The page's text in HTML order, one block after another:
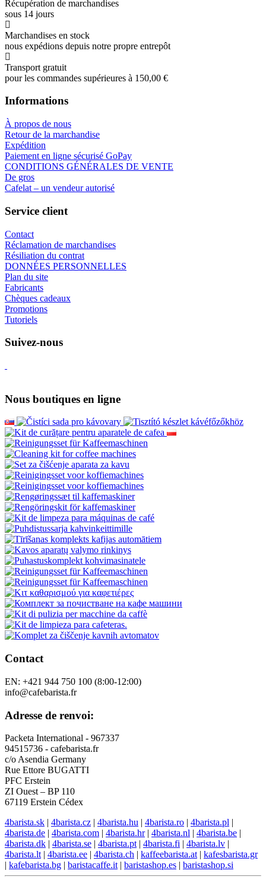
Récupération de marchandises
sous 14 jours
Marchandises en stock
nous expédions depuis notre propre entrepôt
Transport gratuit
pour les commandes supérieures à 150,00 €
Informations
À propos de nous
Retour de la marchandise
Expédition
Paiement en ligne sécurisé GoPay
CONDITIONS GÉNÉRALES DE VENTE
De gros
Cafelat – un vendeur autorisé
Service client
Contact
Réclamation de marchandises
Résiliation du contrat
DONNÉES PERSONNELLES
Plan du site
Fabricants
Chèques cadeaux
Promotions
Tutoriels
Suivez-nous
Nous boutiques en ligne
Contact
EN: +421 944 750 100 (8:00-12:00)
info@cafebarista.fr
Adresse de renvoi:
Packeta International - 967337
94515736 - cafebarista.fr
c/o Asendia Germany
Rue Ettore BUGATTI
PFC Erstein
ZI Ouest – BP 110
67119 Erstein Cédex
4barista.sk | 4barista.cz | 4barista.hu | 4barista.ro | 4barista.pl |
4barista.de | 4barista.com | 4barista.hr| 4barista.nl | 4barista.be |
4barista.dk | 4barista.se | 4barista.pt | 4barista.fi | 4barista.lv |
4barista.lt | 4barista.ee | 4barista.ch | kaffeebarista.at | kafesbarista.gr
| kafebarista.bg | baristacaffe.it | baristashop.es | baristashop.si